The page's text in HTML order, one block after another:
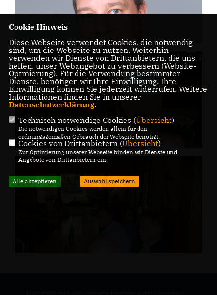
Cookie Hinweis
Diese Webseite verwendet Cookies, die notwendig
sind, um die Webseite zu nutzen. Weiterhin
verwenden wir Dienste von Drittanbietern, die uns
helfen, unser Webangebot zu verbessern (Website-
Optmierung). Für die Verwendung bestimmter
Dienste, benötigen wir Ihre Einwilligung. Ihre
Einwilligung können Sie jederzeit widerrufen. Weitere
Informationen finden Sie in unserer
Datenschutzerklärung.
Technisch notwendige Cookies (Übersicht)
Die notwendigen Cookies werden allein für den
ordnungsgemäßen Gebrauch der Webseite benötigt.
Cookies von Drittanbietern (Übersicht)
Zur Optimierung unserer Webseite binden wir Dienste und
Angebote von Drittanbietern ein.
Alle akzeptieren Auswahl speichern